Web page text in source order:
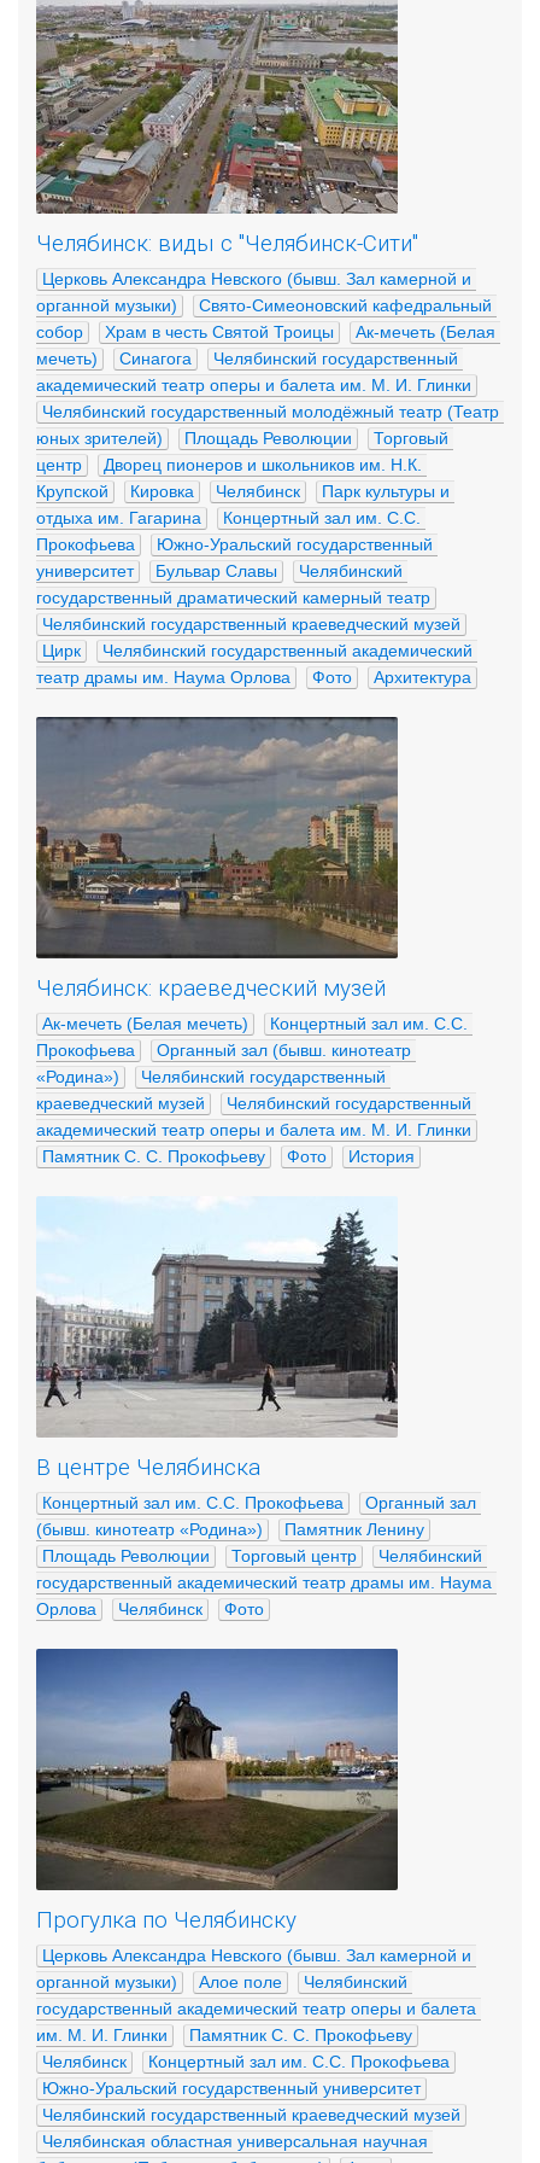
Челябинск: виды с "Челябинск-Сити"
Церковь Александра Невского (бывш. Зал камерной и
органной музыки)
Свято-Симеоновский кафедральный
собор
Храм в честь Святой Троицы
Ак-мечеть (Белая
мечеть)
Синагога
Челябинский государственный
академический театр оперы и балета им. М. И. Глинки
Челябинский государственный молодёжный театр (Театр
юных зрителей)
Площадь Революции
Торговый
центр
Дворец пионеров и школьников им. Н.К.
Крупской
Кировка Челябинск
Парк культуры и
отдыха им. Гагарина
Концертный зал им. С.С.
Прокофьева
Южно-Уральский государственный
университет
Бульвар Славы
Челябинский
государственный драматический камерный театр
Челябинский государственный краеведческий музей
Цирк
Челябинский государственный академический
театр драмы им. Наума Орлова
Фото Архитектура
Челябинск: краеведческий музей
Ак-мечеть (Белая мечеть)
Концертный зал им. С.С.
Прокофьева
Органный зал (бывш. кинотеатр
«Родина»)
Челябинский государственный
краеведческий музей
Челябинский государственный
академический театр оперы и балета им. М. И. Глинки
Памятник С. С. Прокофьеву
Фото История
В центре Челябинска
Концертный зал им. С.С. Прокофьева
Органный зал
(бывш. кинотеатр «Родина»)
Памятник Ленину
Площадь Революции
Торговый центр
Челябинский
государственный академический театр драмы им. Наума
Орлова
Челябинск Фото
Прогулка по Челябинску
Церковь Александра Невского (бывш. Зал камерной и
органной музыки)
Алое поле
Челябинский
государственный академический театр оперы и балета
им. М. И. Глинки
Памятник С. С. Прокофьеву
Челябинск
Концертный зал им. С.С. Прокофьева
Южно-Уральский государственный университет
Челябинский государственный краеведческий музей
Челябинская областная универсальная научная